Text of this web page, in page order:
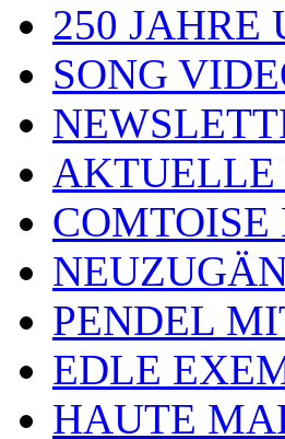
250 JAHRE
SONG
AKTUELLE
PENDEL
EDLE
HAUTE